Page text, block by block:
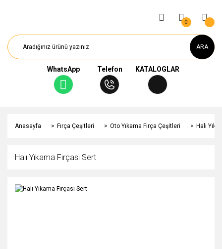
ARA
WhatsApp Telefon KATALOGLAR
0
Anasayfa Fırça Çeşitleri Oto Yıkama Fırça Çeşitleri Halı
Halı Yıkama Fırçası Sert